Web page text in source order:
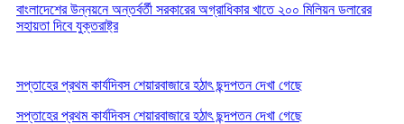
বাংলাদেশের উন্নয়নে অন্তর্বর্তী সরকারের অগ্রাধিকার খাতে ২০০ মিলিয়ন ডলারের
সহায়তা দিবে যুক্তরাষ্ট্র
সপ্তাহের প্রথম কার্যদিবস শেয়ারবাজারে হঠাৎ ছন্দপতন দেখা গেছে
সপ্তাহের প্রথম কার্যদিবস শেয়ারবাজারে হঠাৎ ছন্দপতন দেখা গেছে